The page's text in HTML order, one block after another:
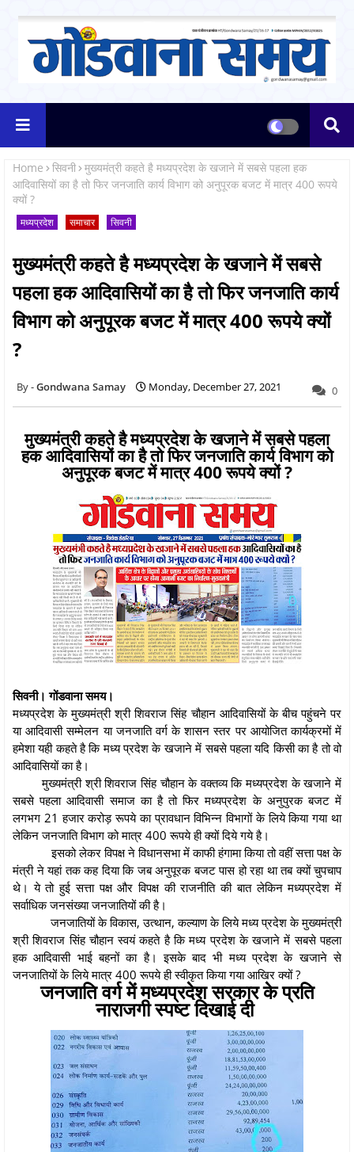
Home सिवनी मुख्यमंत्री कहते है मध्यप्रदेश के खजाने में सबसे पहला हक
आदिवासियों का है तो फिर जनजाति कार्य विभाग को अनुपूरक बजट में मात्र 400 रूपये
क्यों ?
मध्यप्रदेश समाचार सिवनी
मुख्यमंत्री कहते है मध्यप्रदेश के खजाने में सबसे
पहला हक आदिवासियों का है तो फिर जनजाति कार्य
विभाग को अनुपूरक बजट में मात्र 400 रूपये क्यों
?
Gondwana Samay Monday, December 27, 2021 0
मुख्यमंत्री कहते है मध्यप्रदेश के खजाने में सबसे पहला
हक आदिवासियों का है तो फिर जनजाति कार्य विभाग को
अनुपूरक बजट में मात्र 400 रूपये क्यों ?
सिवनी। गोंडवाना समय।
मध्यप्रदेश के मुख्यमंत्री श्री शिवराज सिंह चौहान आदिवासियों के बीच पहुंचने पर
या आदिवासी सम्मेलन या जनजाति वर्ग के शासन स्तर पर आयोजित कार्यक्रमों में
हमेशा यही कहते है कि मध्य प्रदेश के खजाने में सबसे पहला यदि किसी का है तो वो
आदिवासियों का है।
मुख्यमंत्री श्री शिवराज सिंह चौहान के वक्तव्य कि मध्यप्रदेश के खजाने में
सबसे पहला आदिवासी समाज का है तो फिर मध्यप्रदेश के अनुपुरक बजट में
लगभग 21 हजार करोड़ रूपये का प्रावधान विभिन्न विभागों के लिये किया गया था
लेकिन जनजाति विभाग को मात्र 400 रूपये ही क्यों दिये गये है।
इसको लेकर विपक्ष ने विधानसभा में काफी हंगामा किया तो वहीं सत्ता पक्ष के
मंत्री ने यहां तक कह दिया कि जब अनुपूरक बजट पास हो रहा था तब क्यों चुपचाप
थे। ये तो हुई सत्ता पक्ष और विपक्ष की राजनीति की बात लेकिन मध्यप्रदेश में
सर्वाधिक जनसंख्या जनजातियों की है।
जनजातियों के विकास, उत्थान, कल्याण के लिये मध्य प्रदेश के मुख्यमंत्री
श्री शिवराज सिंह चौहान स्वयं कहते है कि मध्य प्रदेश के खजाने में सबसे पहला
हक आदिवासी भाई बहनों का है। इसके बाद भी मध्य प्रदेश के खजाने से
जनजातियों के लिये मात्र 400 रूपये ही स्वीकृत किया गया आखिर क्यों ?
जनजाति वर्ग में मध्यप्रदेश सरकार के प्रति
नाराजगी स्पष्ट दिखाई दी